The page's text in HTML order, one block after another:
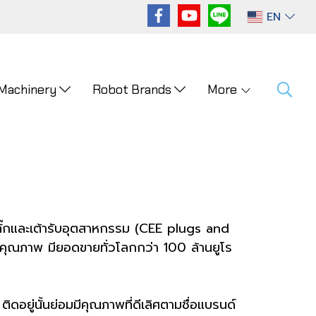
EN
Robot Brands More
และเต้ารับอุตสาหกรรม (CEE plugs and
ณภาพ มียอดขายทั่วโลกกว่า 100 ล้านยูโร
ติดอยู่นั้นย่อมมีคุณภาพที่ดีเลิศตามชื่อแบรนด์